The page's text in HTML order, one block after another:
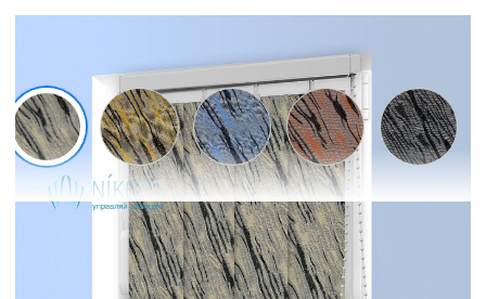
Отображаемый цвет зависит от матрицы и настроек вашего
экрана и может незначительно отличаться от оригинала